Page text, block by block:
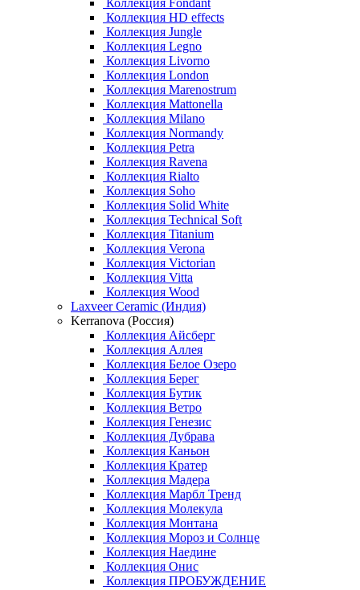
Коллекция Fondant
Коллекция HD effects
Коллекция Jungle
Коллекция Legno
Коллекция Livorno
Коллекция London
Коллекция Marenostrum
Коллекция Mattonella
Коллекция Milano
Коллекция Normandy
Коллекция Petra
Коллекция Ravena
Коллекция Rialto
Коллекция Soho
Коллекция Solid White
Коллекция Technical Soft
Коллекция Titanium
Коллекция Verona
Коллекция Victorian
Коллекция Vitta
Коллекция Wood
Laxveer Ceramic (Индия)
Kerranova (Россия)
Коллекция Айсберг
Коллекция Аллея
Коллекция Белое Озеро
Коллекция Берег
Коллекция Бутик
Коллекция Ветро
Коллекция Генезис
Коллекция Дубрава
Коллекция Каньон
Коллекция Кратер
Коллекция Мадера
Коллекция Марбл Тренд
Коллекция Молекула
Коллекция Монтана
Коллекция Мороз и Солнце
Коллекция Наедине
Коллекция Онис
Коллекция ПРОБУЖДЕНИЕ